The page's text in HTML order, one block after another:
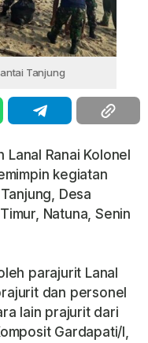
Tanjung
Lanal Ranai Kolonel
kegiatan
Desa
Natuna, Senin
parajurit Lanal
dan personel
lain prajurit dari
Gardapati/I,